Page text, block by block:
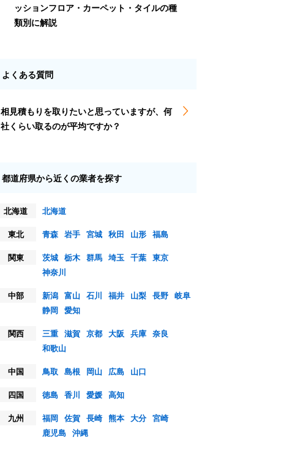
ッションフロア・カーペット・タイルの種
類別に解説
よくある質問
相見積もりを取りたいと思っていますが、何
社くらい取るのが平均ですか？
都道府県から近くの業者を探す
北海道
北海道
東北
青森 岩手 宮城 秋田 山形 福島
関東
茨城 栃木 群馬 埼玉 千葉 東京
神奈川
中部
新潟 富山 石川 福井 山梨 長野 岐阜
静岡 愛知
関西
三重 滋賀 京都 大阪 兵庫 奈良
和歌山
中国
鳥取 島根 岡山 広島
山口
四国
徳島 香川 愛媛 高知
九州
福岡 佐賀 長崎 熊本 大分 宮崎
鹿児島 沖縄